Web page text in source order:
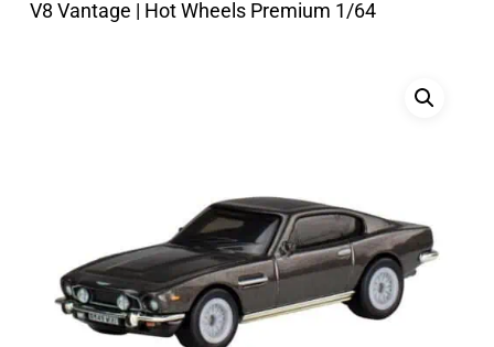
V8 Vantage | Hot Wheels Premium 1/64